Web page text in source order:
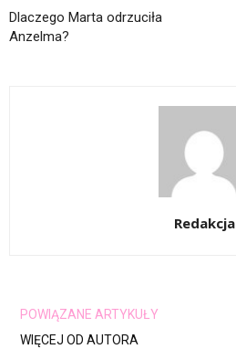
Dlaczego Marta odrzuciła
Anzelma?
Redakcja
POWIĄZANE ARTYKUŁY
WIĘCEJ OD AUTORA